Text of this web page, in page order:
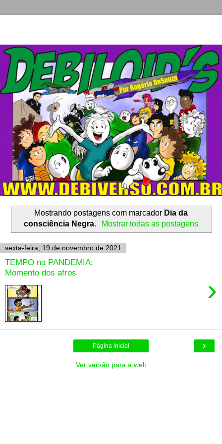
Mostrando postagens com marcador Dia da
consciência Negra. Mostrar todas as postagens
sexta-feira, 19 de novembro de 2021
TEMPO na PANDEMIA:
Momento dos afros
›
›
Página inicial
Ver versão para a web